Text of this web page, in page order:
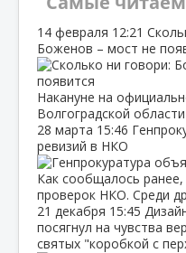
14 февраля 12:21
Боженов – мост не
Накануне на
Волгоградской
28 марта 15:46
ревизий в НКО
Как сообщалось
проверок НКО. Среди
21 декабря 15:45
посягнул на чувства
святых "коробкой с